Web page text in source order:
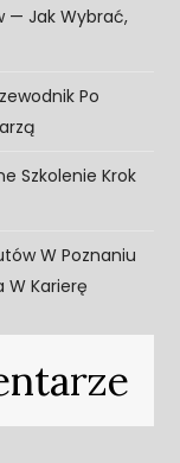
— Jak Wybrać,
Po
Szkolenie Krok
W Poznaniu
W Karierę